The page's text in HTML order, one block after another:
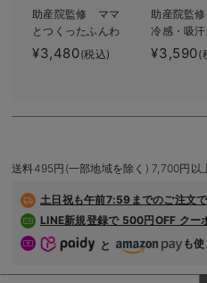
助産院監修 ママ
とつくったふんわ
り授乳ブラキャミ
【垂れ防止】フィ
る】
¥3,480(税込)
助産院監
冷感・吸汗
ママとつく
んわり授乳
¥3,590(
送料495円(一部地域を除く) 7,700円以
土日祝も午前7:59までのご注文
LINE新規登録で 500円OFF クー
と
も使